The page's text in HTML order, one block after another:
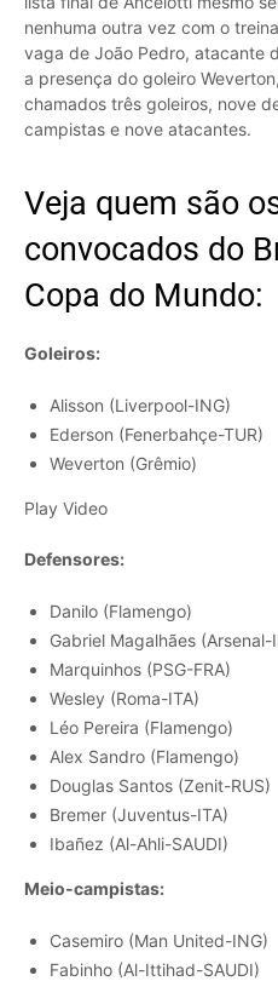
nenhuma outra vez com o
vaga de João Pedro, atacante
a presença do goleiro
chamados três goleiros, nove
campistas e nove atacantes.
Veja quem são
convocados do
Copa do Mundo:
Goleiros:
Alisson (Liverpool-ING)
Ederson (Fenerbahçe-TUR)
Weverton (Grêmio)
Play Video
Defensores:
Danilo (Flamengo)
Gabriel Magalhães (Arsenal-
Marquinhos (PSG-FRA)
Wesley (Roma-ITA)
Léo Pereira (Flamengo)
Alex Sandro (Flamengo)
Douglas Santos (Zenit-RUS)
Bremer (Juventus-ITA)
Ibañez (Al-Ahli-SAUDI)
Meio-campistas:
Casemiro (Man United-ING)
Fabinho (Al-Ittihad-SAUDI)